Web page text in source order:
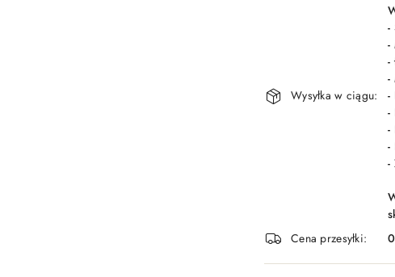
Wysyłka w ciągu:
-
-
-
-
-
-
-
-
-
Cena przesyłki:
0